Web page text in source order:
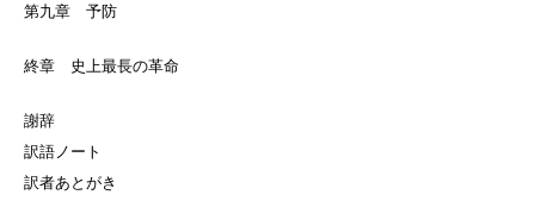
第九章 予防
終章 史上最長の革命
謝辞
訳語ノート
訳者あとがき